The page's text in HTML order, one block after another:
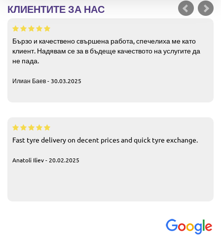
КЛИЕНТИТЕ ЗА НАС
Бързо и качествено свършена работа, спечелиха ме като
клиент. Надявам се за в бъдеще качеството на услугите да
не пада.
Илиан Баев - 30.03.2025
Fast tyre delivery on decent prices and quick tyre exchange.
Anatoli Iliev - 20.02.2025